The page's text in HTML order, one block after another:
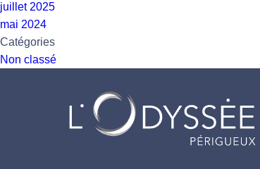
juillet 2025
mai 2024
Catégories
Non classé